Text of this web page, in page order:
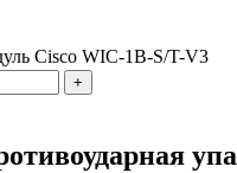
Cisco WIC-1B-S/T-V3
+